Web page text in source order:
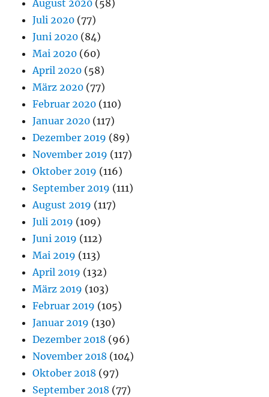
August 2020 (58)
Juli 2020 (77)
Juni 2020 (84)
Mai 2020 (60)
April 2020 (58)
März 2020 (77)
Februar 2020 (110)
Januar 2020 (117)
Dezember 2019 (89)
November 2019 (117)
Oktober 2019 (116)
September 2019 (111)
August 2019 (117)
Juli 2019 (109)
Juni 2019 (112)
Mai 2019 (113)
April 2019 (132)
März 2019 (103)
Februar 2019 (105)
Januar 2019 (130)
Dezember 2018 (96)
November 2018 (104)
Oktober 2018 (97)
September 2018 (77)